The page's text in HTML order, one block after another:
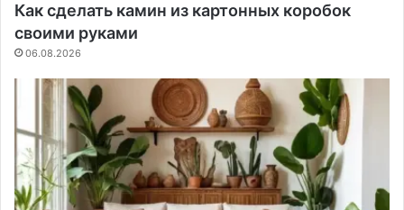
Как сделать камин из картонных коробок
своими руками
06.08.2026